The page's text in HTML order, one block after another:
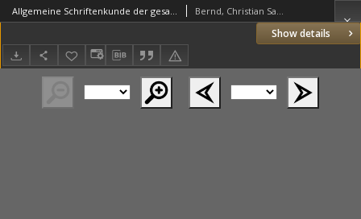
Show details
Allgemeine Schriftenkunde der gesammten Wappenwissenschaft, mit beurtheilenden, und andern zur Bücher- und Gelehrtengeschichte gehörenden Bemerkungen und Nachweisungen. T.2 Bernd, Christian Samuel Theodor (1775–1854)